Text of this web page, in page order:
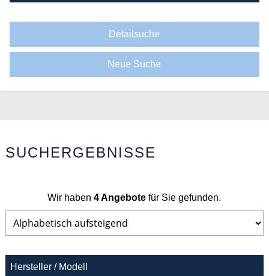
Detailsuche
Neue Suche
SUCHERGEBNISSE
Wir haben4 Angebotefür Sie gefunden.
Hersteller / Modell